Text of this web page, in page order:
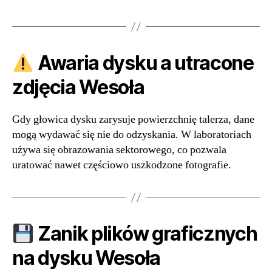
Awaria dysku a utracone
zdjęcia Wesoła
Gdy głowica dysku zarysuje powierzchnię talerza, dane
mogą wydawać się nie do odzyskania. W laboratoriach
używa się obrazowania sektorowego, co pozwala
uratować nawet częściowo uszkodzone fotografie.
Zanik plików graficznych
na dysku Wesoła